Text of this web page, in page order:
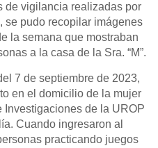
de vigilancia realizadas por
se pudo recopilar imágenes
la semana que mostraban
a la casa de la Sra. “M”.
7 de septiembre de 2023,
en el domicilio de la mujer
de la UROP
Cuando ingresaron al
practicando juegos